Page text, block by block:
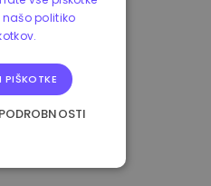
politiko
PIŠKOTKE